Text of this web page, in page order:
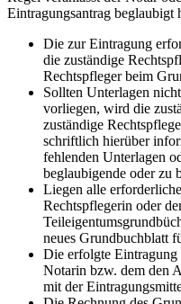
Eintragungsantrag beglaubigt
Die zur Eintragung
die zuständige
Rechtspfleger beim
Sollten Unterlagen
vorliegen, wird die
zuständige
schriftlich hierüber
fehlenden Unterlagen
beglaubigende oder zu
Liegen alle
Rechtspflegerin oder
neues Grundbuchblatt
Die erfolgte
Notarin bzw. dem den
mit der